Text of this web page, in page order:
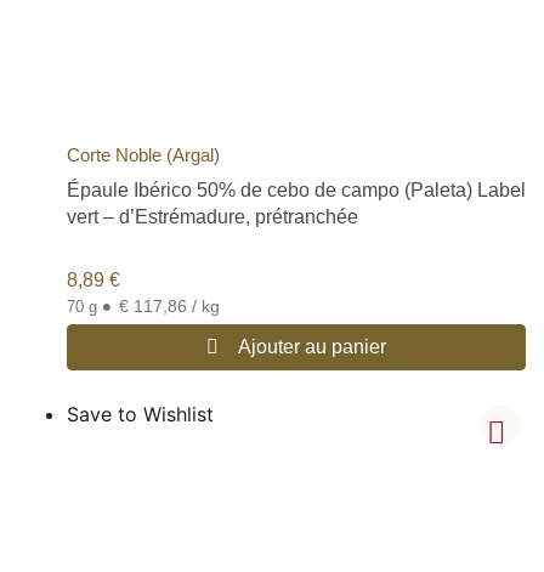
Corte Noble (Argal)
Épaule Ibérico 50% de cebo de campo (Paleta) Label
vert – d’Estrémadure, prétranchée
8,89 €
70 g • € 117,86 / kg
Ajouter au panier
Save to Wishlist